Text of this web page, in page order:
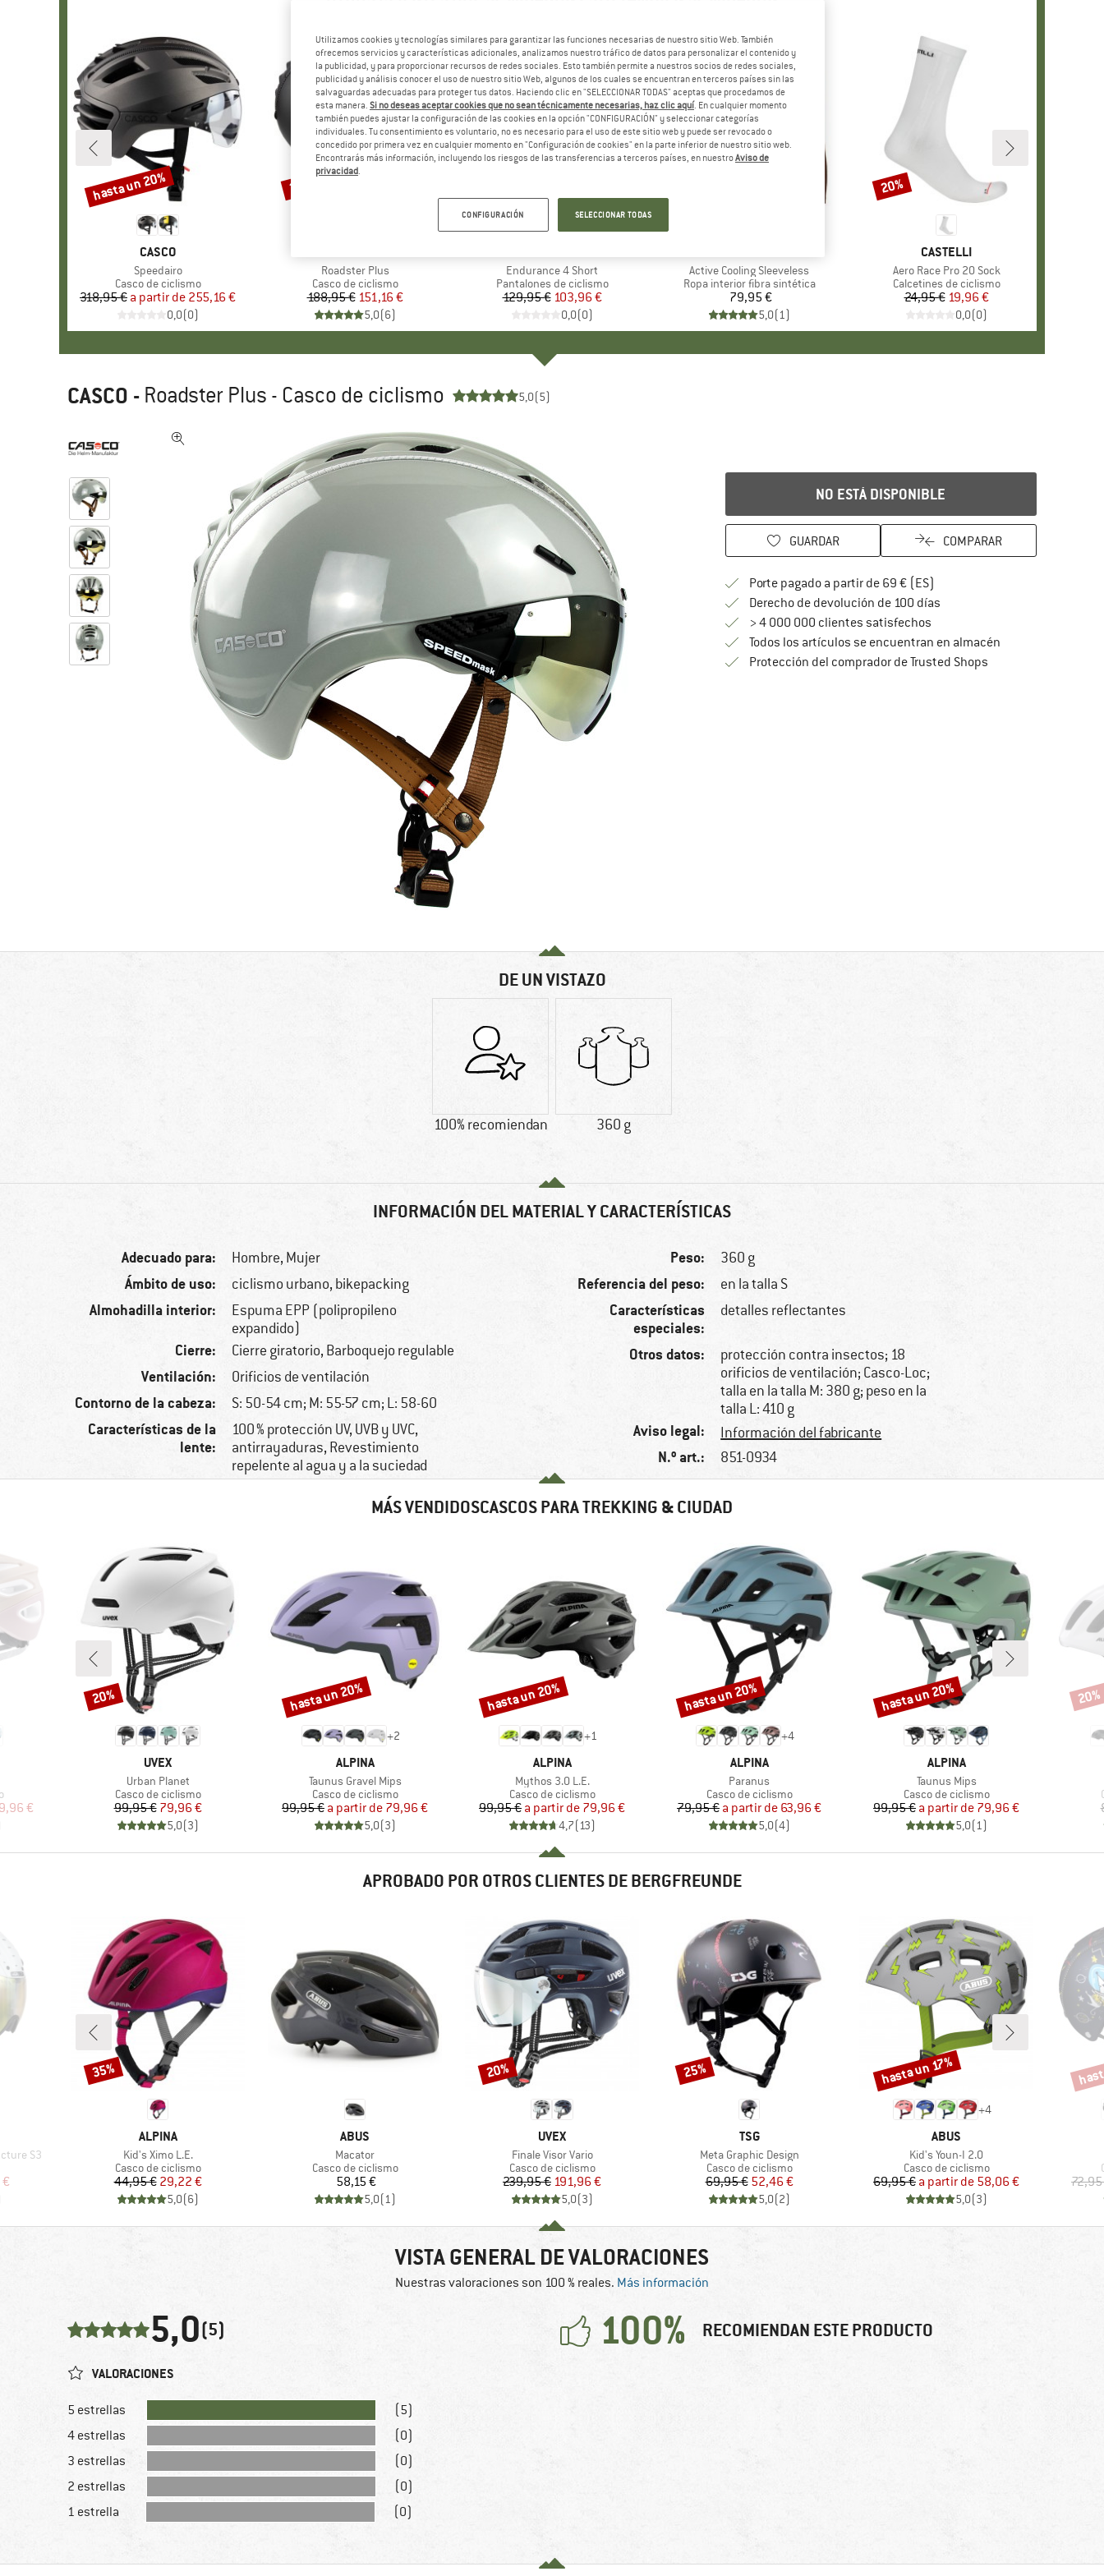
MARCA
CASCO
Artículo
Speedairo
Product group
Casco de ciclismo
Precio
318,95 € Precio reducido
a partir de 255,16 €
0,0(0)
Descuento
hasta un 20%
Artículo
Roadster Plus
Product group
Casco de ciclismo
Precio
188,95 €Precio reducido
151,16 €
5,0(6)
Descuento
20%
Artículo
Endurance 4 Short
Product group
Pantalones de ciclismo
Precio
129,95 € Precio reducido
103,96 €
0,0(0)
Artículo
Active Cooling Sleeveless
Product group
Ropa interior fibra sintética
Precio
79,95 €
5,0(1)
MARCA
CASTELLI
Artículo
Aero Race Pro 20 Sock
Product group
Calcetines de ciclismo
Precio
24,95 € Precio reducido
19,96 €
0,0(0)
Descuento
20%
CASCO - Roadster Plus - Casco de ciclismo 5,0(5)
NO ESTÁ DISPONIBLE
GUARDAR COMPARAR
Porte pagado a partir de 69 € (ES)
Derecho de devolución de 100 díasvaya a la política de
> 4 000 000 clientes satisfechos
Todos los artículos se encuentran en almacén
Protección del comprador de Trusted Shops¡toda la información
DE UN VISTAZO
100% recomiendan 360 g
INFORMACIÓN DEL MATERIAL Y CARACTERÍSTICAS
Adecuado para: Hombre, Mujer
Ámbito de uso: ciclismo urbano, bikepacking
Almohadilla interior:
Espuma EPP (polipropileno
expandido)
Cierre: Cierre giratorio, Barboquejo regulable
Ventilación: Orificios de ventilación
Contorno de la cabeza: S: 50-54 cm; M: 55-57 cm; L: 58-60
Características de la
lente:
100 % protección UV, UVB y UVC,
antirrayaduras, Revestimiento
repelente al agua y a la suciedad
Peso: 360 g
Referencia del peso: en la talla S
Características
especiales:
detalles reflectantes
Otros datos:
protección contra insectos; 18
orificios de ventilación; Casco-Loc;
talla en la talla M: 380 g; peso en la
talla L: 410 g
Aviso legal: Información del fabricante
N.º art.: 851-0934
MÁS VENDIDOSCASCOS PARA TREKKING & CIUDAD
€
MARCA
UVEX
Artículo
Urban Planet
Product group
Casco de ciclismo
Precio
99,95 €Precio reducido
79,96 €
5,0(3)
Descuento
20%
+2
MARCA
ALPINA
Artículo
Taunus Gravel Mips
Product group
Casco de ciclismo
Precio
99,95 € Precio reducido
a partir de 79,96 €
5,0(3)
Descuento
hasta un 20%
+1
MARCA
ALPINA
Artículo
Mythos 3.0 L.E.
Product group
Casco de ciclismo
Precio
99,95 € Precio reducido
a partir de 79,96 €
4,7(13)
Descuento
hasta un 20%
+4
MARCA
ALPINA
Artículo
Paranus
Product group
Casco de ciclismo
Precio
79,95 € Precio reducido
a partir de 63,96 €
5,0(4)
Descuento
hasta un 20%
MARCA
ALPINA
Artículo
Taunus Mips
Product group
Casco de ciclismo
Precio
99,95 € Precio reducido
a partir de 79,96 €
5,0(1)
Descuento
hasta un 20% 20%
APROBADO POR OTROS CLIENTES DE BERGFREUNDE
S3
MARCA
ALPINA
Artículo
Kid's Ximo L.E.
Product group
Casco de ciclismo
Precio
44,95 €Precio reducido
29,22 €
5,0(6)
Descuento
35%
MARCA
ABUS
Artículo
Macator
Product group
Casco de ciclismo
Precio
58,15 €
5,0(1)
MARCA
UVEX
Artículo
Finale Visor Vario
Product group
Casco de ciclismo
Precio
239,95 €Precio reducido
191,96 €
5,0(3)
Descuento
20%
MARCA
TSG
Artículo
Meta Graphic Design
Product group
Casco de ciclismo
Precio
69,95 €Precio reducido
52,46 €
5,0(2)
Descuento
25%
+4
MARCA
ABUS
Artículo
Kid's Youn-I 2.0
Product group
Casco de ciclismo
Precio
69,95 € Precio reducido
a partir de 58,06 €
5,0(3)
Descuento
hasta un 17%
VISTA GENERAL DE VALORACIONES
Nuestras valoraciones son 100 % reales. Más información
5,0(5) 100% RECOMIENDAN ESTE PRODUCTO
VALORACIONES
5 estrellas
(5)
4 estrellas
(0)
3 estrellas
(0)
2 estrellas
(0)
1 estrella
(0)
Utilizamos cookies y tecnologías similares para garantizar las funciones necesarias de nuestro sitio Web. También
ofrecemos servicios y características adicionales, analizamos nuestro tráfico de datos para personalizar el contenido y
la publicidad, y para proporcionar recursos de redes sociales. Esto también permite a nuestros socios de redes sociales,
publicidad y análisis conocer el uso de nuestro sitio Web, algunos de los cuales se encuentran en terceros países sin las
salvaguardas adecuadas para proteger tus datos. Haciendo clic en "SELECCIONAR TODAS" aceptas que procedamos de
esta manera. Si no deseas aceptar cookies que no sean técnicamente necesarias, haz clic aquí. En cualquier momento
también puedes ajustar la configuración de las cookies en la opción "CONFIGURACIÓN" y seleccionar categorías
individuales. Tu consentimiento es voluntario, no es necesario para el uso de este sitio web y puede ser revocado o
concedido por primera vez en cualquier momento en "Configuración de cookies" en la parte inferior de nuestro sitio web.
Encontrarás más información, incluyendo los riesgos de las transferencias a terceros países, en nuestroAviso de
privacidad.
CONFIGURACIÓN SELECCIONAR TODAS